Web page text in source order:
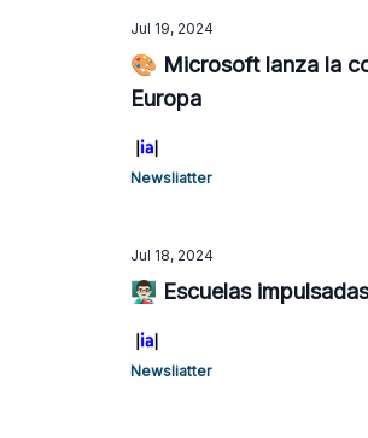
Jul 19, 2024
🎨 Microsoft lanza la
Europa
Newsliatter
Jul 18, 2024
👨🏻‍🏫 Escuelas
Newsliatter